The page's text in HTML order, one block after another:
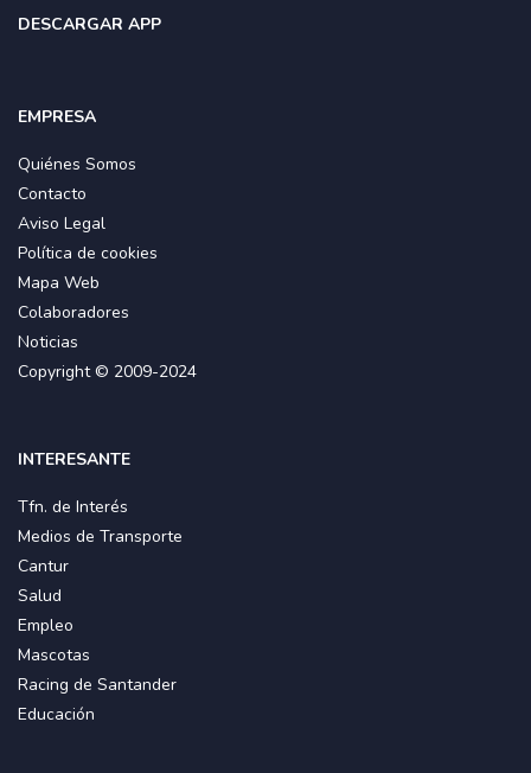
DESCARGAR APP
EMPRESA
Quiénes Somos
Contacto
Aviso Legal
Política de cookies
Mapa Web
Colaboradores
Noticias
Copyright © 2009-2024
INTERESANTE
Tfn. de Interés
Medios de Transporte
Cantur
Salud
Empleo
Mascotas
Racing de Santander
Educación